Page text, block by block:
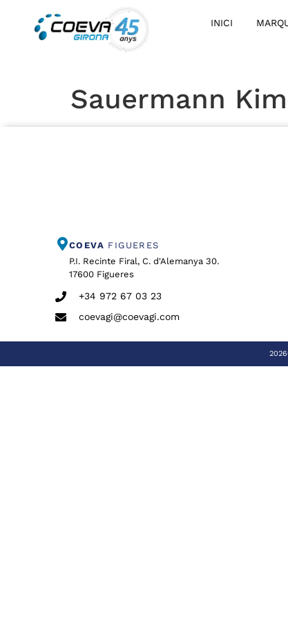
INICI
Sauermann
COEVA FIGUERES
P.I. Recinte Firal, C. d'Alemanya 30.
17600 Figueres
+34 972 67 03 23
coevagi@coevagi.com